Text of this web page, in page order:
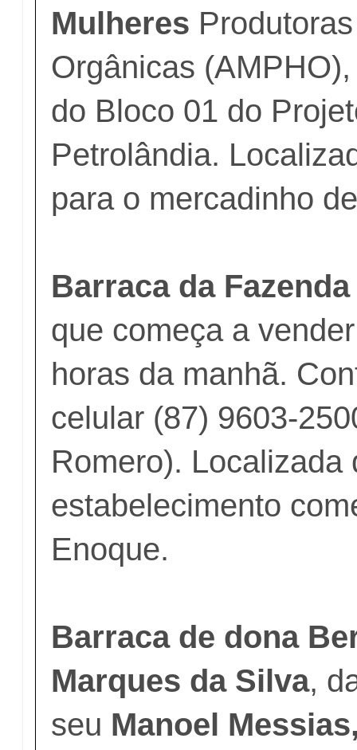
Mulheres
Orgânicas
do Bloco 01 do
Petrolândia.
para o mercadinho
Barraca da
que começa a
horas da manhã.
celular (87) 9603-
Romero). Localizada
estabelecimento
Enoque.
Barraca de dona
Marques da Silva,
seu Manoel